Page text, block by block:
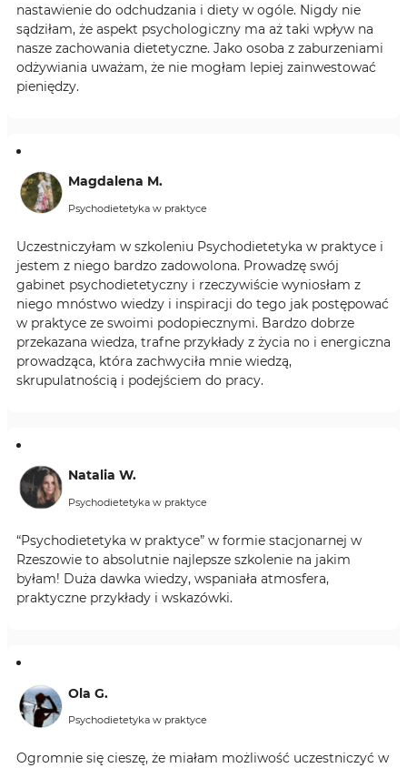
nastawienie do odchudzania i diety w ogóle. Nigdy nie
sądziłam, że aspekt psychologiczny ma aż taki wpływ na
nasze zachowania dietetyczne. Jako osoba z zaburzeniami
odżywiania uważam, że nie mogłam lepiej zainwestować
pieniędzy.
Magdalena M.
Psychodietetyka w praktyce
Uczestniczyłam w szkoleniu Psychodietetyka w praktyce i
jestem z niego bardzo zadowolona. Prowadzę swój
gabinet psychodietetyczny i rzeczywiście wyniosłam z
niego mnóstwo wiedzy i inspiracji do tego jak postępować
w praktyce ze swoimi podopiecznymi. Bardzo dobrze
przekazana wiedza, trafne przykłady z życia no i energiczna
prowadząca, która zachwyciła mnie wiedzą,
skrupulatnością i podejściem do pracy.
Natalia W.
Psychodietetyka w praktyce
“Psychodietetyka w praktyce” w formie stacjonarnej w
Rzeszowie to absolutnie najlepsze szkolenie na jakim
byłam! Duża dawka wiedzy, wspaniała atmosfera,
praktyczne przykłady i wskazówki.
Ola G.
Psychodietetyka w praktyce
Ogromnie się cieszę, że miałam możliwość uczestniczyć w